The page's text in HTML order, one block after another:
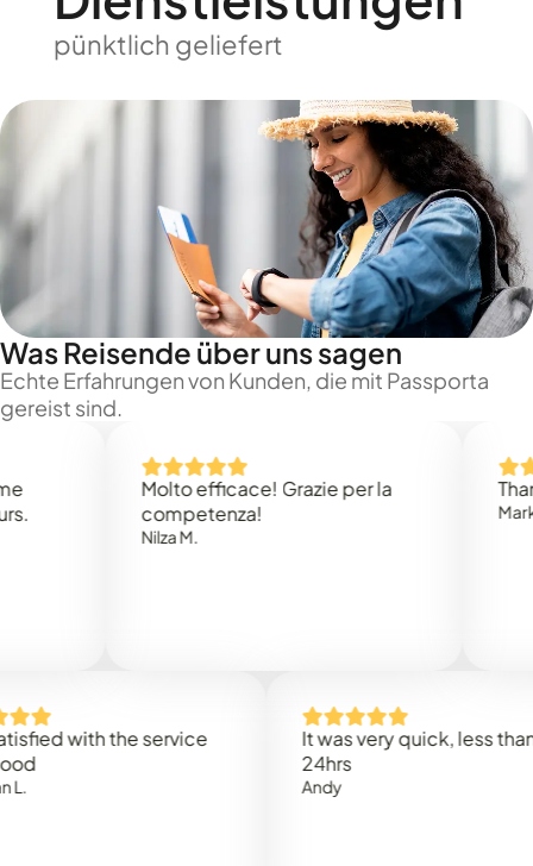
pünktlich geliefert
Was Reisende über uns sagen
Echte Erfahrungen von Kunden, die mit Passporta
gereist sind.
Molto efficace! Grazie per la
competenza!
Nilza M.
Thank
Mark N.
with the service
It was very quick, less than